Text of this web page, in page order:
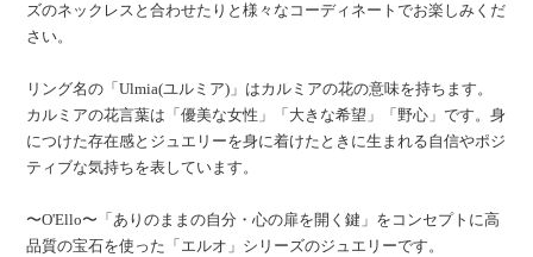
ズのネックレスと合わせたりと様々なコーディネートでお楽しみくだ
さい。
リング名の「Ulmia(ユルミア)」はカルミアの花の意味を持ちます。
カルミアの花言葉は「優美な女性」「大きな希望」「野心」です。身
につけた存在感とジュエリーを身に着けたときに生まれる自信やポジ
ティブな気持ちを表しています。
〜O'Ello〜「ありのままの自分・心の扉を開く鍵」をコンセプトに高
品質の宝石を使った「エルオ」シリーズのジュエリーです。